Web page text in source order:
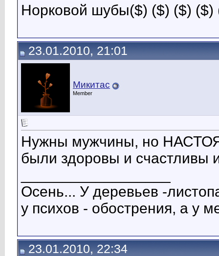
Норковой шубы($) ($) ($) ($)
23.01.2010, 21:01
Микитас
Member
Нужны мужчины, но
были здоровы и счастливы
Осень... У деревьев -
у психов - обострения, а у
23.01.2010, 22:34